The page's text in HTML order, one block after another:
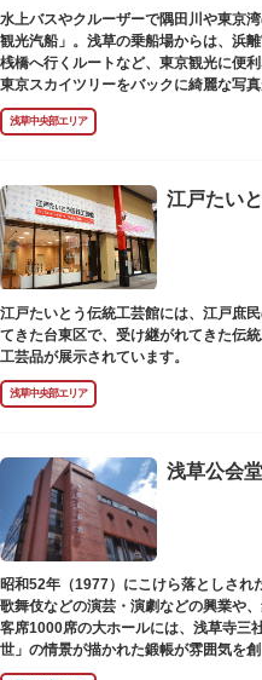
水上バスやクルーザーで隅田川や東京
観光汽船」。浅草の乗船場からは、浜
桟橋へ行くルートなど、東京観光に便
東京スカイツリーをバックに綺麗な写
の「浅草周遊コース」も。初日の出や
などのイベント時は、いつもと違う目
や、約300人が乗船可能なアメリカンな
目的や人数にあわせてコースや時間帯
ています。
浅草中央部エリア
江戸たい
江戸たいとう伝統工芸館には、江戸庶
てきた台東区で、受け継がれてきた伝
工芸品が展示されています。
浅草中央部エリア
浅草公会堂
昭和52年（1977）にこけら落としされ
歌舞伎などの演芸・演劇などの興業や
客席1000席の大ホールには、浅草寺三
世」の情景が描かれた鍛帳が雰囲気を創